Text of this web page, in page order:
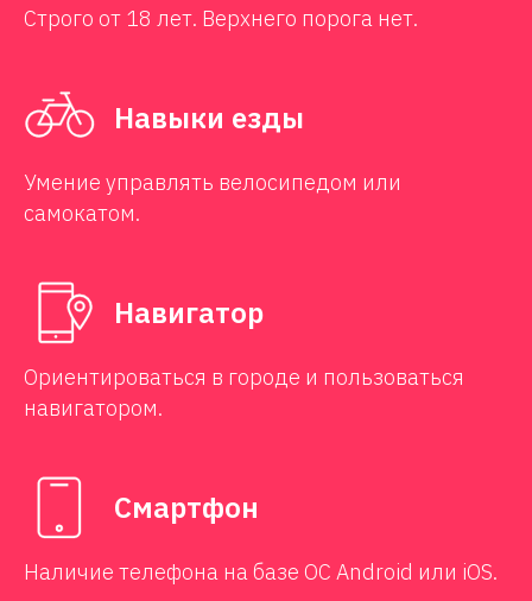
Строго от 18 лет. Верхнего порога нет.
Навыки езды
Умение управлять велосипедом или
самокатом.
Навигатор
Ориентироваться в городе и пользоваться
навигатором.
Смартфон
Наличие телефона на базе ОС Android или iOS.